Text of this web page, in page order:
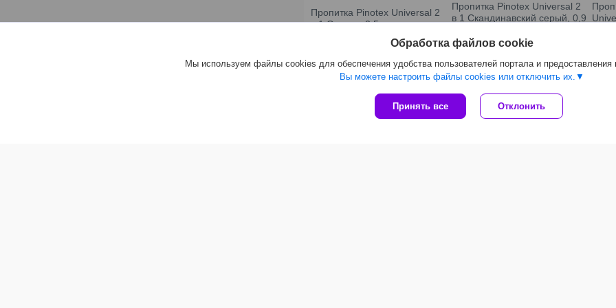
Пропитка Pinotex Universal 2
в 1 Орегон, 2,5 л
Пропитка Pinotex Universal 2
в 1 Скандинавский серый, 0,9
37,15руб.
Мы рекомендуем
Обработка файлов cookie
Мы используем файлы cookies для обеспечения удобства пользователей портала и предоставления
Вы можете настроить файлы cookies или отключить их.
Принять все Отклонить